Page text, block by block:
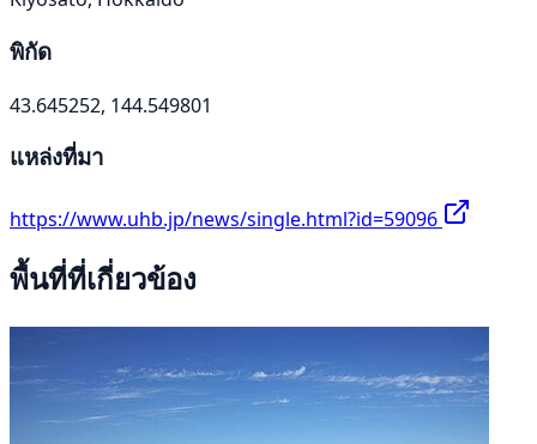
พิกัด
43.645252, 144.549801
แหล่งที่มา
https://www.uhb.jp/news/single.html?id=59096
พื้นที่ที่เกี่ยวข้อง